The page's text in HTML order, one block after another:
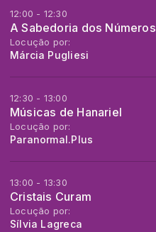
12:00 - 12:30
A Sabedoria dos Números
Locução por:
Márcia Pugliesi
12:30 - 13:00
Músicas de Hanariel
Locução por:
Paranormal.Plus
13:00 - 13:30
Cristais Curam
Locução por:
Sílvia Lagreca